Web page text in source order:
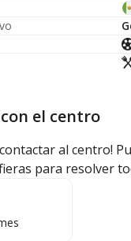
el centro
al centro!
para resolver